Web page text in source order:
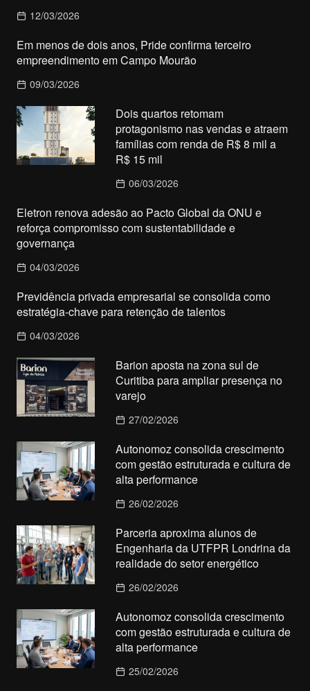
12/03/2026
Em menos de dois anos, Pride confirma terceiro
empreendimento em Campo Mourão
09/03/2026
Dois quartos retomam
protagonismo nas vendas e atraem
famílias com renda de R$ 8 mil a
R$ 15 mil
06/03/2026
Eletron renova adesão ao Pacto Global da ONU e
reforça compromisso com sustentabilidade e
governança
04/03/2026
Previdência privada empresarial se consolida como
estratégia-chave para retenção de talentos
04/03/2026
Barion aposta na zona sul de
Curitiba para ampliar presença no
varejo
27/02/2026
Autonomoz consolida crescimento
com gestão estruturada e cultura de
alta performance
26/02/2026
Parceria aproxima alunos de
Engenharia da UTFPR Londrina da
realidade do setor energético
26/02/2026
Autonomoz consolida crescimento
com gestão estruturada e cultura de
alta performance
25/02/2026